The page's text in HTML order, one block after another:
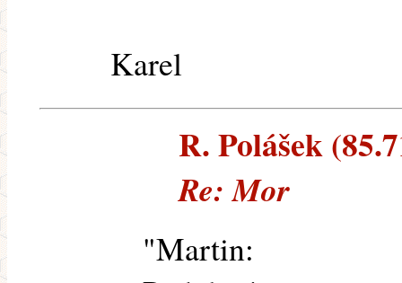
Karel
R. Polášek
Re: Mor
"Martin: